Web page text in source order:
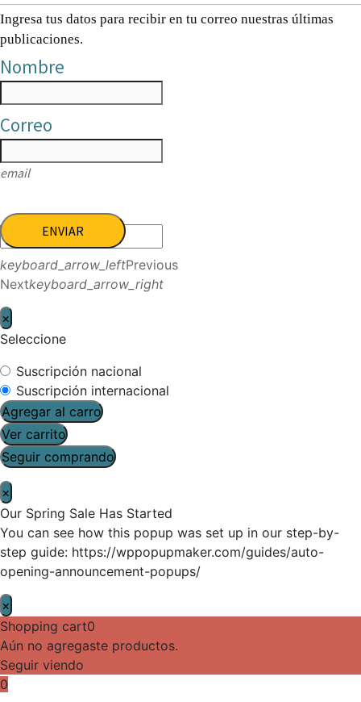
Ingresa tus datos para recibir en tu correo nuestras últimas
publicaciones.
Nombre
Correo
email
ENVIAR
keyboard_arrow_leftPrevious
Nextkeyboard_arrow_right
×
Seleccione
Suscripción nacional
Suscripción internacional
Agregar al carro
Ver carrito
Seguir comprando
×
Our Spring Sale Has Started
You can see how this popup was set up in our step-by-
step guide: https://wppopupmaker.com/guides/auto-
opening-announcement-popups/
×
Shopping cart0
Aún no agregaste productos.
Seguir viendo
0